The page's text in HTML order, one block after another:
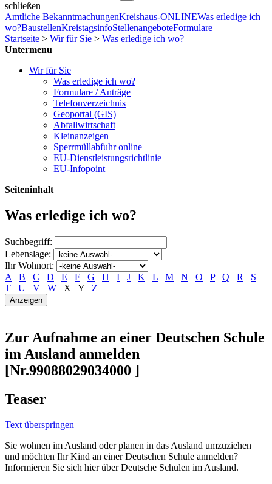
schließen
Amtliche BekanntmachungenKreishaus-ONLINEWas erledige ich
wo?BaustellenKreistagsinfoStellenangeboteFormulare
Startseite > Wir für Sie > Was erledige ich wo?
Untermenu
Wir für Sie
Was erledige ich wo?
Formulare / Anträge
Telefonverzeichnis
Geoportal (GIS)
Abfallwirtschaft
Kleinanzeigen
Sperrmüllabfuhr online
EU-Dienstleistungsrichtlinie
EU-Infopoint
Seiteninhalt
Was erledige ich wo?
Suchbegriff:
Lebenslage:
Ihr Wohnort:
A
B C D E F G H I J K L M N O P Q R
S
T
U V W X Y Z
Zur Aufnahme an einer Deutschen Schule
im Ausland anmelden
[Nr.99088029034000 ]
Teaser
Text überspringen
Sie wohnen im Ausland oder planen in das Ausland umzuziehen
und möchten Ihr Kind an einer Deutschen Schule anmelden?
Informieren Sie sich hier über Deutsche Schulen im Ausland.